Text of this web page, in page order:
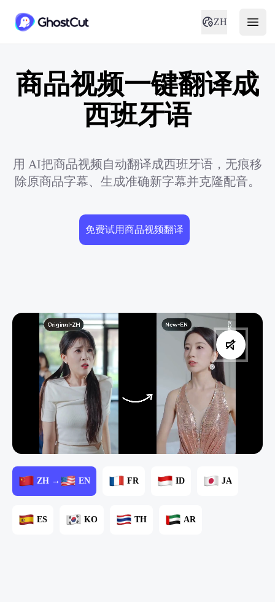
ZH
商品视频一键翻译成
西班牙语
用 AI把商品视频自动翻译成西班牙语，无痕移
除原商品字幕、生成准确新字幕并克隆配音。
免费试用商品视频翻译
ZH → EN FR ID JA
ES KO TH AR